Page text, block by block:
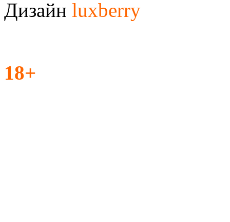
Дизайн luxberry
18+